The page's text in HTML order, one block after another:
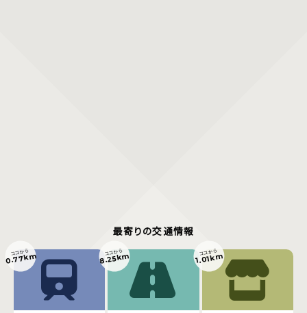
最寄りの交通情報
ココから
0.77km ココから
8.25km ココから
1.01km